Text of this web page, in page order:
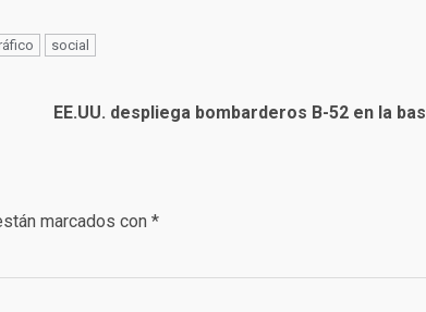
social
EE.UU. despliega bombarderos B-52 en la
marcados con *